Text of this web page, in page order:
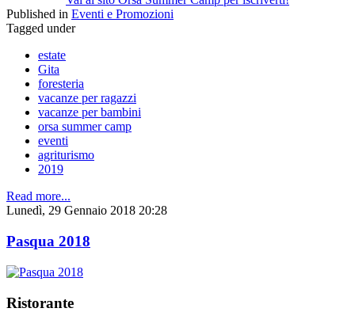
Published in Eventi e Promozioni
Tagged under
estate
Gita
foresteria
vacanze per ragazzi
vacanze per bambini
orsa summer camp
eventi
agriturismo
2019
Read more...
Lunedì, 29 Gennaio 2018 20:28
Pasqua 2018
Ristorante